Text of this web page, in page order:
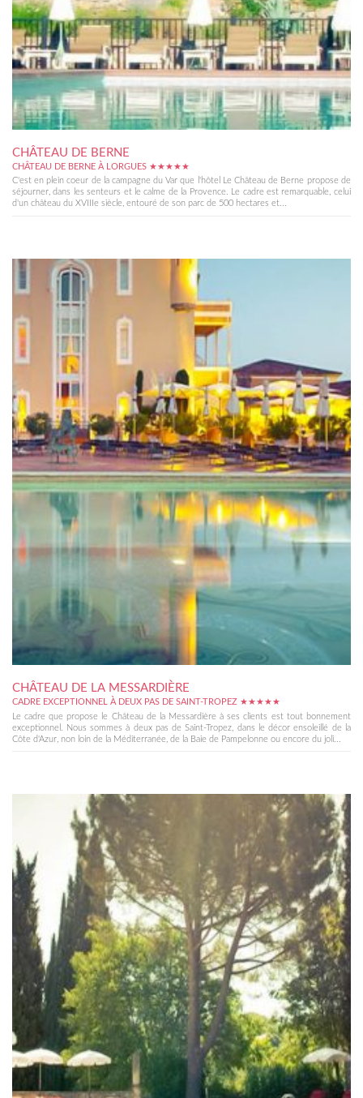
CHÂTEAU DE BERNE
CHÂTEAU DE BERNE À LORGUES ★★★★★
C'est en plein coeur de la campagne du Var que l'hôtel Le Château de Berne propose de
séjourner, dans les senteurs et le calme de la Provence. Le cadre est remarquable, celui
d'un château du XVIIIe siècle, entouré de son parc de 500 hectares et...
CHÂTEAU DE LA MESSARDIÈRE
CADRE EXCEPTIONNEL À DEUX PAS DE SAINT-TROPEZ ★★★★★
Le cadre que propose le Château de la Messardière à ses clients est tout bonnement
exceptionnel. Nous sommes à deux pas de Saint-Tropez, dans le décor ensoleillé de la
Côte d'Azur, non loin de la Méditerranée, de la Baie de Pampelonne ou encore du joli...